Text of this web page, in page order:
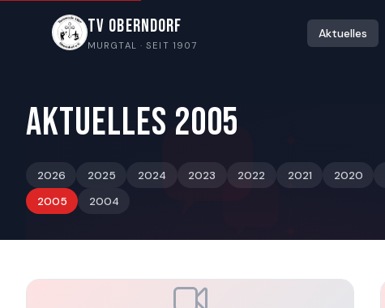
TV Oberndorf
MURGTAL · SEIT 1907
Aktuelles
Aktuelles 2005
2026 2025 2024 2023 2022 2021 2020
2005
2004